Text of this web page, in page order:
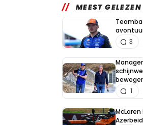
MEEST GELEZEN
3
1